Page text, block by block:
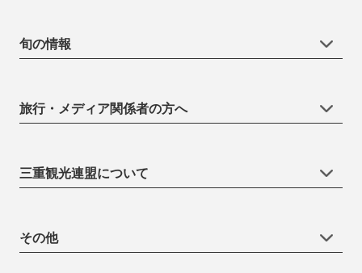
旬の情報
旅行・メディア関係者の方へ
三重観光連盟について
その他